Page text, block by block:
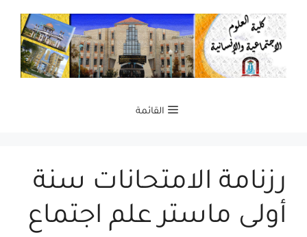
المحتوى
القائمة
رزنامة الامتحانات سنة
أولى ماستر علم اجتماع